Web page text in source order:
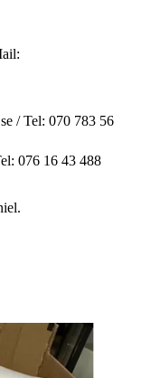
/ Tel: 070 783 56
076 16 43 488